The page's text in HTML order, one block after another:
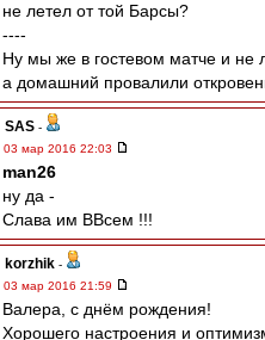
не летел от той Барсы?
----
Ну мы же в гостевом матче и не
а домашний провалили
SAS -
03 мар 2016 22:03
man26
ну да -
Слава им ВВсем !!!
korzhik -
03 мар 2016 21:59
Валера, с днём рождения!
Хорошего настроения и